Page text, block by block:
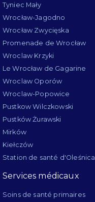
Tyniec Mały
Wrocław-Jagodno
Wrocław Zwycięska
Promenade de Wrocław
Wroclaw Krzyki
Le Wrocław de Gagarine
Wroclaw Oporów
Wroclaw-Popowice
Pustkow Wilczkowski
Pustków Żurawski
Mirków
Kiełczów
Station de santé d'Oleśnica
Services médicaux
Soins de santé primaires